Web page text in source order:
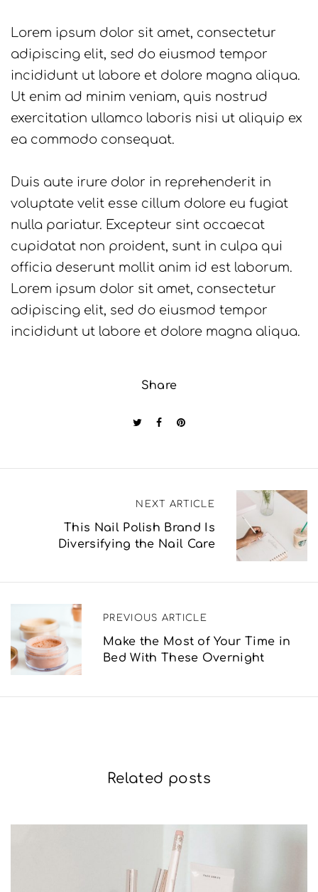
Lorem ipsum dolor sit amet, consectetur
adipiscing elit, sed do eiusmod tempor
incididunt ut labore et dolore magna aliqua.
Ut enim ad minim veniam, quis nostrud
exercitation ullamco laboris nisi ut aliquip ex
ea commodo consequat.
Duis aute irure dolor in reprehenderit in
voluptate velit esse cillum dolore eu fugiat
nulla pariatur. Excepteur sint occaecat
cupidatat non proident, sunt in culpa qui
officia deserunt mollit anim id est laborum.
Lorem ipsum dolor sit amet, consectetur
adipiscing elit, sed do eiusmod tempor
incididunt ut labore et dolore magna aliqua.
Share
ή
γ
η
σ
PREVIOUS ARTICLE
Make the Most of Your Time in
Bed With These Overnight
NEXT ARTICLE
This Nail Polish Brand Is
Diversifying the Nail Care
Related posts